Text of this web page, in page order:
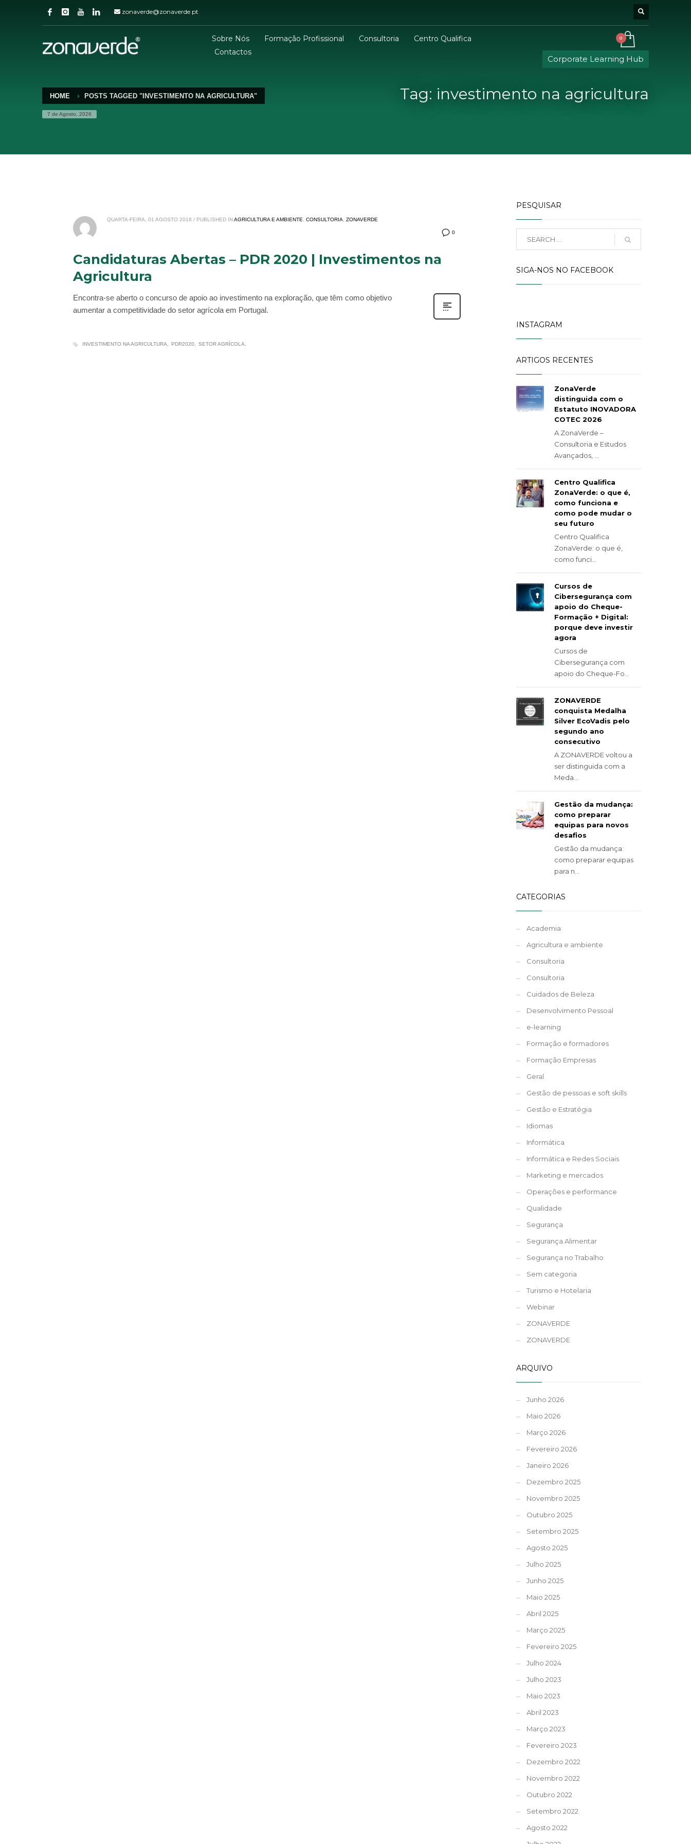
zonaverde@zonaverde.pt
Sobre Nós Formação Profissional Consultoria
Centro Qualifica
Contactos
Corporate Learning Hub
HOME POSTS TAGGED "INVESTIMENTO NA AGRICULTURA"
7 de Agosto, 2026
Tag: investimento na agricultura
0
QUARTA-FEIRA, 01 AGOSTO 2018 / PUBLISHED IN AGRICULTURA E AMBIENTE ,CONSULTORIA ,ZONAVERDE
Candidaturas Abertas – PDR 2020 | Investimentos na
Agricultura
Encontra-se aberto o concurso de apoio ao investimento na exploração, que têm como objetivo
aumentar a competitividade do setor agrícola em Portugal.
INVESTIMENTO NA AGRICULTURA PDR2020 SETOR AGRÍCOLA
PESQUISAR
SIGA-NOS NO FACEBOOK
INSTAGRAM
ARTIGOS RECENTES
ZonaVerde
distinguida com o
Estatuto INOVADORA
COTEC 2026
A ZonaVerde –
Consultoria e Estudos
Avançados, ...
Centro Qualifica
ZonaVerde: o que é,
como funciona e
como pode mudar o
seu futuro
Centro Qualifica
ZonaVerde: o que é,
como funci...
Cursos de
Cibersegurança com
apoio do Cheque-
Formação + Digital:
porque deve investir
agora
Cursos de
Cibersegurança com
apoio do Cheque-Fo...
ZONAVERDE
conquista Medalha
Silver EcoVadis pelo
segundo ano
consecutivo
A ZONAVERDE voltou a
ser distinguida com a
Meda...
Gestão da mudança:
como preparar
equipas para novos
desafios
Gestão da mudança:
como preparar equipas
para n...
CATEGORIAS
Academia
Agricultura e ambiente
Consultoria
Consultoria
Cuidados de Beleza
Desenvolvimento Pessoal
e-learning
Formação e formadores
Formação Empresas
Geral
Gestão de pessoas e soft skills
Gestão e Estratégia
Idiomas
Informática
Informática e Redes Sociais
Marketing e mercados
Operações e performance
Qualidade
Segurança
Segurança Alimentar
Segurança no Trabalho
Sem categoria
Turismo e Hotelaria
Webinar
ZONAVERDE
ZONAVERDE
ARQUIVO
Junho 2026
Maio 2026
Março 2026
Fevereiro 2026
Janeiro 2026
Dezembro 2025
Novembro 2025
Outubro 2025
Setembro 2025
Agosto 2025
Julho 2025
Junho 2025
Maio 2025
Abril 2025
Março 2025
Fevereiro 2025
Julho 2024
Julho 2023
Maio 2023
Abril 2023
Março 2023
Fevereiro 2023
Dezembro 2022
Novembro 2022
Outubro 2022
Setembro 2022
Agosto 2022